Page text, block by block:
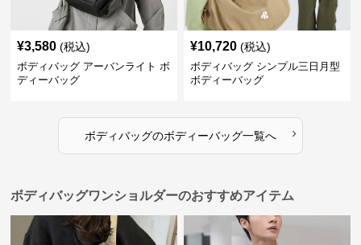
¥3,580 (税込)
ボディバッグ アーバンライト ボ
ディーバッグ
¥10,720 (税込)
ボディバッグ シンプル三日月型
ボディーバッグ
ボディバッグのボディーバッグ一覧へ ›
ボディバッグワンショルダーのおすすめアイテム